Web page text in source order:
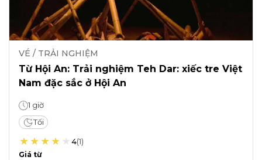
VÉ / TRẢI NGHIỆM
Từ Hội An: Trải nghiệm Teh Dar: xiếc tre Việt
Nam đặc sắc ở Hội An
1 giờ
Tối
4(1)
Giá từ